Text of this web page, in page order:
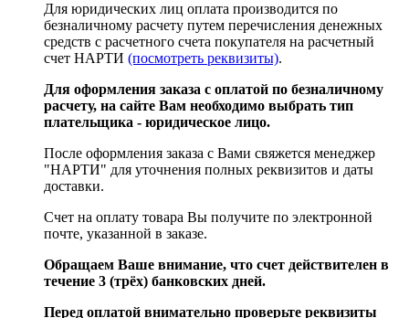
Для юридических лиц оплата производится по
безналичному расчету путем перечисления денежных
средств с расчетного счета покупателя на расчетный
счет НАРТИ (посмотреть реквизиты).
Для оформления заказа с оплатой по безналичному
расчету, на сайте Вам необходимо выбрать тип
плательщика - юридическое лицо.
После оформления заказа с Вами свяжется менеджер
"НАРТИ" для уточнения полных реквизитов и даты
доставки.
Счет на оплату товара Вы получите по электронной
почте, указанной в заказе.
Обращаем Ваше внимание, что счет действителен в
течение 3 (трёх) банковских дней.
Перед оплатой внимательно проверьте реквизиты